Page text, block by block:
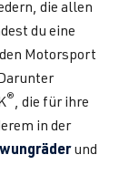
die allen
du eine
Motorsport
®, die für ihre
in der
und